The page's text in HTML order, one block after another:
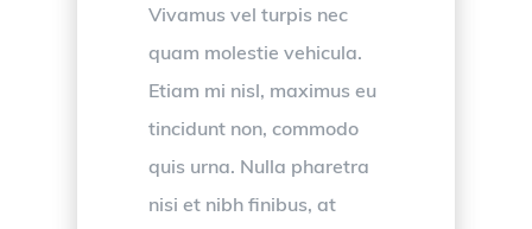
Vivamus vel turpis nec
quam molestie vehicula.
Etiam mi nisl, maximus eu
tincidunt non, commodo
quis urna. Nulla pharetra
nisi et nibh finibus, at